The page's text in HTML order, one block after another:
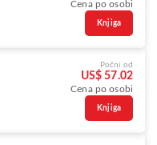
Cena po osobi
Knjiga
Počni od
US$ 57.02
Cena po osobi
Knjiga